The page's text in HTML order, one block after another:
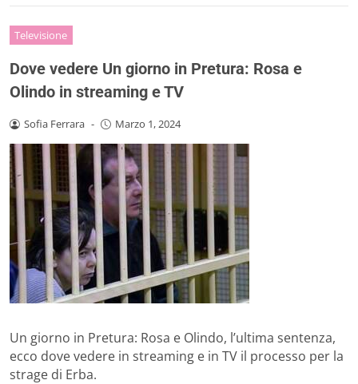
Televisione
Dove vedere Un giorno in Pretura: Rosa e
Olindo in streaming e TV
Sofia Ferrara - Marzo 1, 2024
Un giorno in Pretura: Rosa e Olindo, l’ultima sentenza,
ecco dove vedere in streaming e in TV il processo per la
strage di Erba.